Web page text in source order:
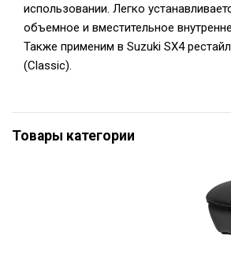
использовании. Легко
объемное и вместительное
Также применим в Suzuki SX4
(Classic).
Товары категории